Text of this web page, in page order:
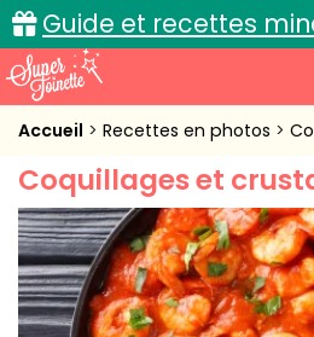
Guide et recettes
Accueil
Recettes de cuisine
Cuisine pratique
L'actu cuisine
Accueil Recettes en photos
Coquillages et